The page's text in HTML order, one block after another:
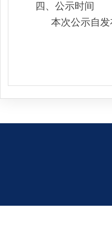
四、公示时间
本次公示自